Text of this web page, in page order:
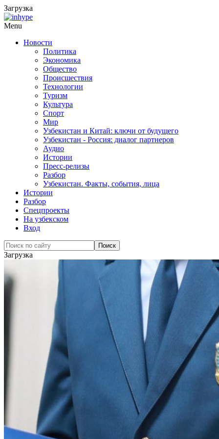
Загрузка
Menu
Новости
Политика
Экономика
Общество
Происшествия
Технологии
Туризм
Культура
Спорт
Мир
Узбекистан и Китай: ключи от будущего
Узбекистан - Россия: диалог партнеров
Аудио
Истории
Пресс-релизы
Разбор
Узбекистан. Факты, события, лица
Истории
Разбор
Спецпроекты
На узбекском
Вход
Загрузка